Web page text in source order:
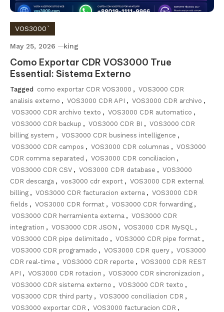
VOS3000`
May 25, 2026 king
Como Exportar CDR VOS3000 True
Essential: Sistema Externo
Tagged como exportar CDR VOS3000 , VOS3000 CDR
analisis externo , VOS3000 CDR API , VOS3000 CDR archivo ,
VOS3000 CDR archivo texto , VOS3000 CDR automatico ,
VOS3000 CDR backup , VOS3000 CDR BI , VOS3000 CDR
billing system , VOS3000 CDR business intelligence ,
VOS3000 CDR campos , VOS3000 CDR columnas , VOS3000
CDR comma separated , VOS3000 CDR conciliacion ,
VOS3000 CDR CSV , VOS3000 CDR database , VOS3000
CDR descarga , vos3000 cdr export , VOS3000 CDR external
billing , VOS3000 CDR facturacion externa , VOS3000 CDR
fields , VOS3000 CDR format , VOS3000 CDR forwarding ,
VOS3000 CDR herramienta externa , VOS3000 CDR
integration , VOS3000 CDR JSON , VOS3000 CDR MySQL ,
VOS3000 CDR pipe delimitado , VOS3000 CDR pipe format ,
VOS3000 CDR programado , VOS3000 CDR query , VOS3000
CDR real-time , VOS3000 CDR reporte , VOS3000 CDR REST
API , VOS3000 CDR rotacion , VOS3000 CDR sincronizacion ,
VOS3000 CDR sistema externo , VOS3000 CDR texto ,
VOS3000 CDR third party , VOS3000 conciliacion CDR ,
VOS3000 exportar CDR , VOS3000 facturacion CDR ,